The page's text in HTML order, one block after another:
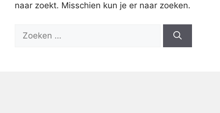
naar zoekt. Misschien kun je er naar zoeken.